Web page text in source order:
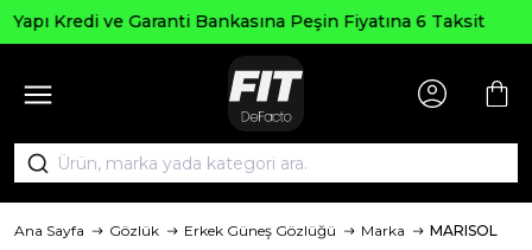
Bankasına Peşin Fiyatına 6 Taksit
Ana Sayfa Gözlük Erkek Güneş Gözlüğü Marka MARISOL